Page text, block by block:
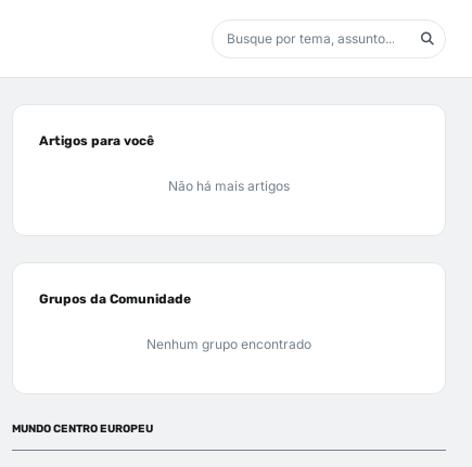
Artigos para você
Não há mais artigos
Grupos da Comunidade
Nenhum grupo encontrado
MUNDO CENTRO EUROPEU